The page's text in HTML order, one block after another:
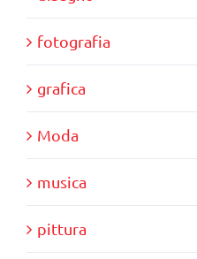
fotografia
grafica
Moda
musica
pittura